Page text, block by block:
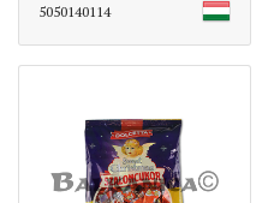
5050140114